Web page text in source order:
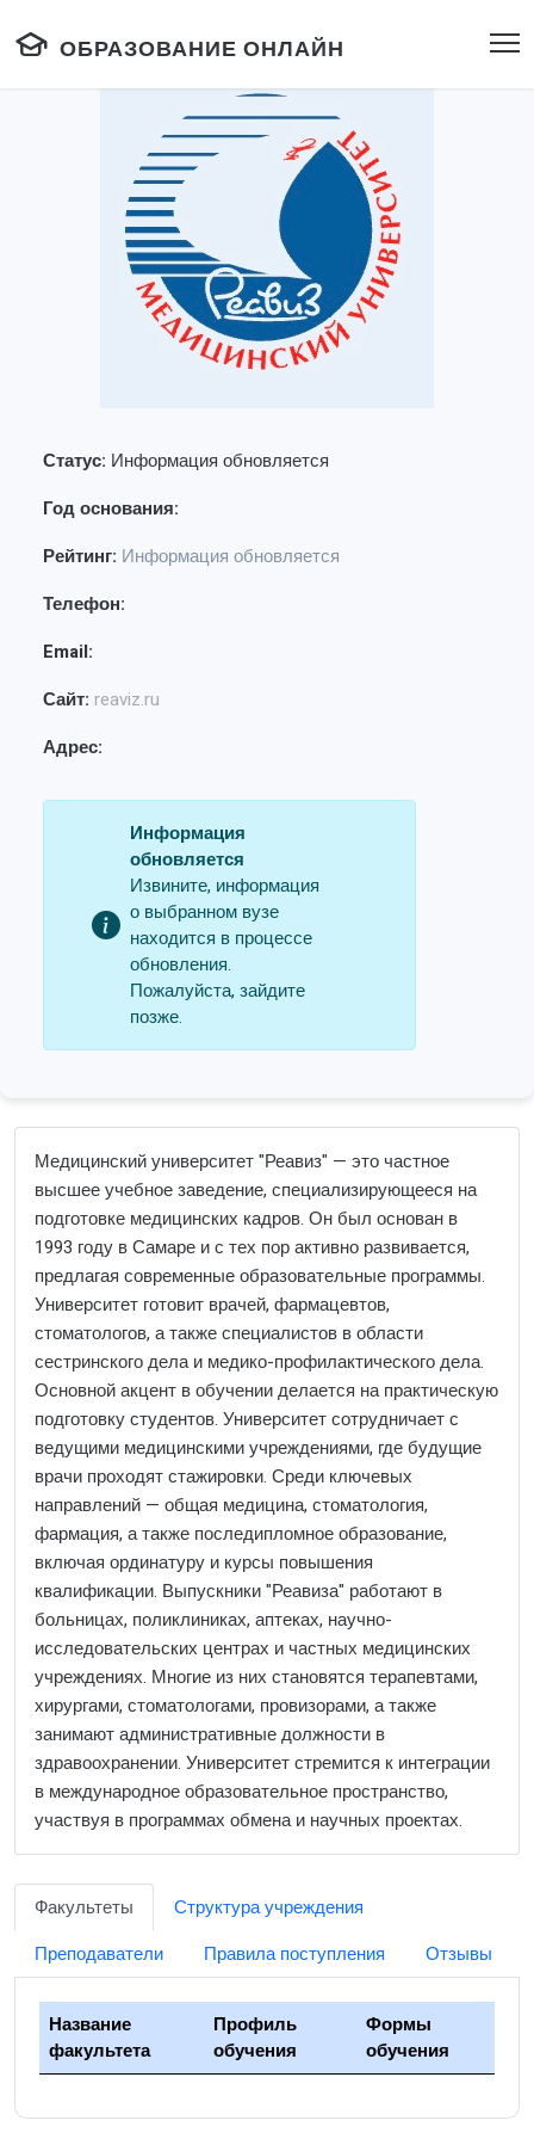
ОБРАЗОВАНИЕ ОНЛАЙН
Статус: Информация обновляется
Год основания:
Рейтинг: Информация обновляется
Телефон:
Email:
Сайт: reaviz.ru
Адрес:
Информация
обновляется
Извините, информация
о выбранном вузе
находится в процессе
обновления.
Пожалуйста, зайдите
позже.
Медицинский университет "Реавиз" — это частное
высшее учебное заведение, специализирующееся на
подготовке медицинских кадров. Он был основан в
1993 году в Самаре и с тех пор активно развивается,
предлагая современные образовательные программы.
Университет готовит врачей, фармацевтов,
стоматологов, а также специалистов в области
сестринского дела и медико-профилактического дела.
Основной акцент в обучении делается на практическую
подготовку студентов. Университет сотрудничает с
ведущими медицинскими учреждениями, где будущие
врачи проходят стажировки. Среди ключевых
направлений — общая медицина, стоматология,
фармация, а также последипломное образование,
включая ординатуру и курсы повышения
квалификации. Выпускники "Реавиза" работают в
больницах, поликлиниках, аптеках, научно-
исследовательских центрах и частных медицинских
учреждениях. Многие из них становятся терапевтами,
хирургами, стоматологами, провизорами, а также
занимают административные должности в
здравоохранении. Университет стремится к интеграции
в международное образовательное пространство,
участвуя в программах обмена и научных проектах.
Факультеты
Структура учреждения
Преподаватели
Правила поступления Отзывы
Название
факультета
Профиль
обучения
Формы
обучения